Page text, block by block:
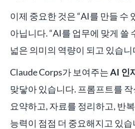
이제 중요한 것은 “AI를 만들 수
아닙니다. “AI를 업무에 맞게 쓸
넓은 의미의 역량이 되고 있습니
Claude Corps가 보여주는AI 인
맞닿아 있습니다. 프롬프트를
요약하고, 자료를 정리하고, 반
능력이 점점 더 중요해지고 있습